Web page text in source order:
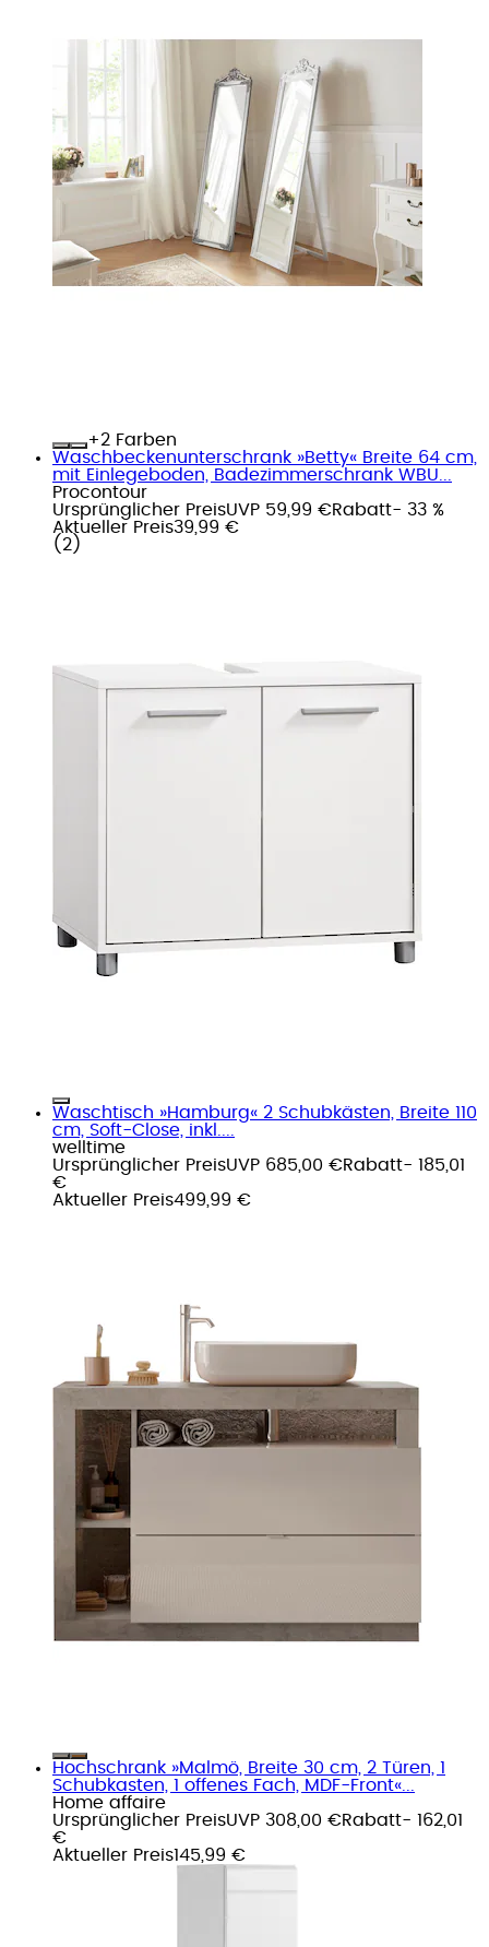
+
Farben
Waschbeckenunterschrank »Betty« Breite 64 cm,
mit Einlegeboden, Badezimmerschrank WBU...
Procontour
Ursprünglicher PreisUVP 59,99 €Rabatt- 33 %
Aktueller Preis39,99 €
( 2 )
Waschtisch »Hamburg« 2 Schubkästen, Breite 110
cm, Soft-Close, inkl....
welltime
Ursprünglicher PreisUVP 685,00 €Rabatt- 185,01
€
Aktueller Preis499,99 €
Hochschrank »Malmö, Breite 30 cm, 2 Türen, 1
Schubkasten, 1 offenes Fach, MDF-Front«...
Home affaire
Ursprünglicher PreisUVP 308,00 €Rabatt- 162,01
€
Aktueller Preis145,99 €